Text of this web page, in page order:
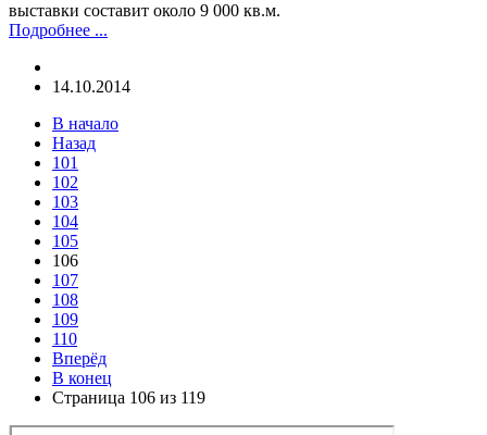
выставки составит около 9 000 кв.м.
Подробнее ...
14.10.2014
В начало
Назад
101
102
103
104
105
106
107
108
109
110
Вперёд
В конец
Страница 106 из 119